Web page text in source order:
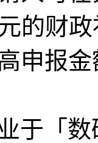
的财
申报
于「